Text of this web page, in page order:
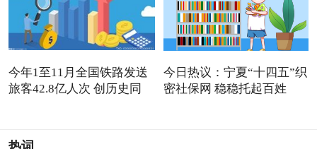
今年1至11月全国铁路发送
旅客42.8亿人次 创历史同
今日热议：宁夏“十四五”织
密社保网 稳稳托起百姓
热词